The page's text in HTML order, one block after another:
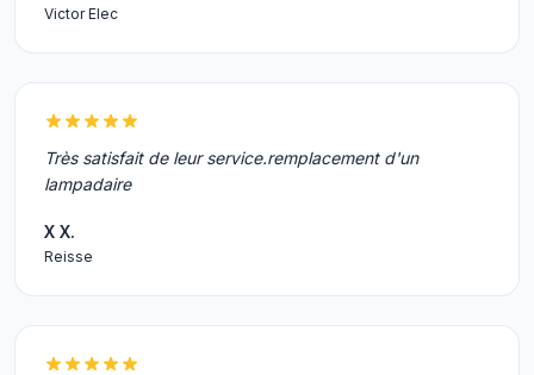
Victor Elec
Très satisfait de leur service.remplacement d'un
lampadaire
X X.
Reisse